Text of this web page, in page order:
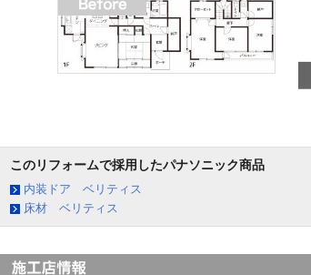
このリフォームで採用したパナソニック商品
内装ドア ベリティス
床材 ベリティス